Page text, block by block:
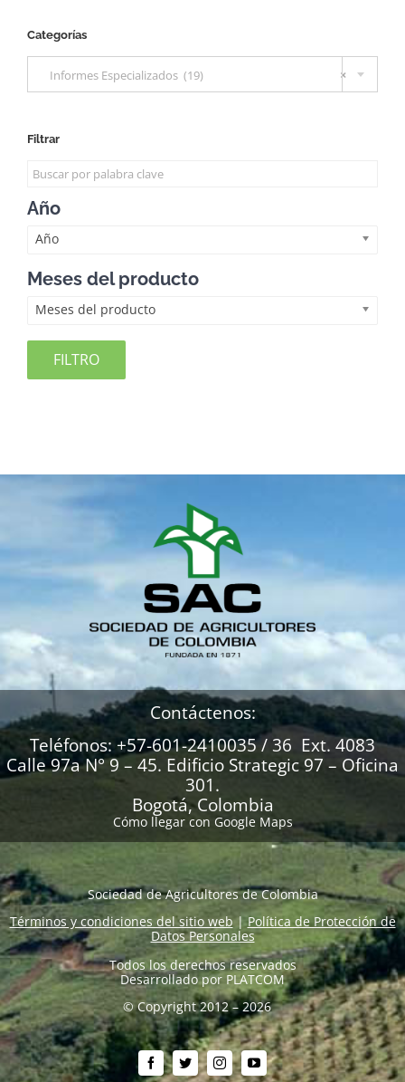
Categorías

×
Informes Especializados (19)
Filtrar
Año
Año
Meses del producto
Meses del producto
FILTRO
Contáctenos:
Teléfonos: +57-601-2410035 / 36 Ext. 4083
Calle 97a N° 9 – 45. Edificio Strategic 97 – Oficina
301.
Bogotá, Colombia
Cómo llegar con Google Maps
Sociedad de Agricultores de Colombia
Términos y condiciones del sitio web|Política de Protección de
Datos Personales
Todos los derechos reservados
Desarrollado por PLATCOM
© Copyright 2012 – 2026